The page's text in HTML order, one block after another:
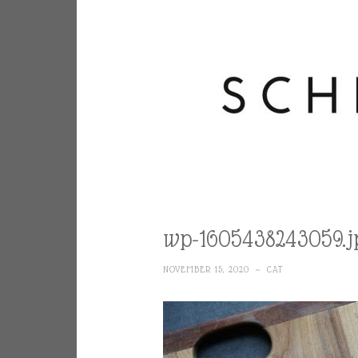
wp-
NOVEMBER 15, 2020 ~ CAT